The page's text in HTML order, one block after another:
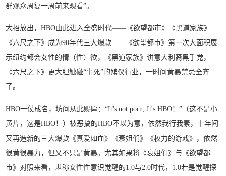
群观众周复一周前来观看”。
大招放出，HBO由此进入全盛时代——《欲望都市》《黑道家族》
《六尺之下》成为90年代三大爆款——《欲望都市》第一次大面积展
示纽约都会女性的情（性）欲，《黑道家族》讲意大利裔黑手党，
《六尺之下》更大胆触碰“事死”的殡仪行业，一时间黄暴禁忌全齐
了。
HBO一仗成名，坊间从此赐匾：“It's not porn, It's HBO！”（这不是小
黄片，这是HBO！）被恶搞的HBO不以为意，依然我行我素，十年间
又再造新的三大爆款《真爱如血》《衰姐们》《权力的游戏》，依然
很黄很暴力，但又不只是黄暴。尤其如果将《衰姐们》与《欲望都
市》对照来看，堪称女性性意识觉醒的1.0与2.0时代，1.0若是觉醒探